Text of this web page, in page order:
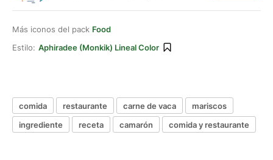
Más iconos del pack Food
Estilo: Aphiradee (monkik) Lineal Color
comida restaurante carne de vaca
mariscos
ingrediente
receta camarón comida y restaurante